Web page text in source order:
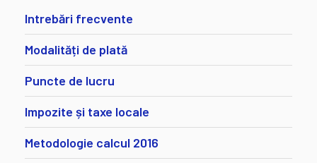
Intrebări frecvente
Modalități de plată
Puncte de lucru
Impozite și taxe locale
Metodologie calcul 2016